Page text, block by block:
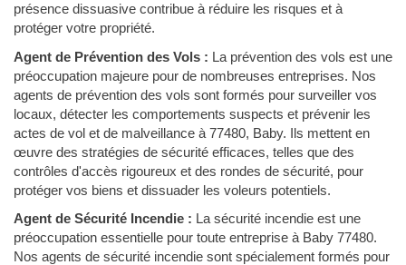
présence dissuasive contribue à réduire les risques et à
protéger votre propriété.
Agent de Prévention des Vols : La prévention des vols est une
préoccupation majeure pour de nombreuses entreprises. Nos
agents de prévention des vols sont formés pour surveiller vos
locaux, détecter les comportements suspects et prévenir les
actes de vol et de malveillance à 77480, Baby. Ils mettent en
œuvre des stratégies de sécurité efficaces, telles que des
contrôles d'accès rigoureux et des rondes de sécurité, pour
protéger vos biens et dissuader les voleurs potentiels.
Agent de Sécurité Incendie : La sécurité incendie est une
préoccupation essentielle pour toute entreprise à Baby 77480.
Nos agents de sécurité incendie sont spécialement formés pour